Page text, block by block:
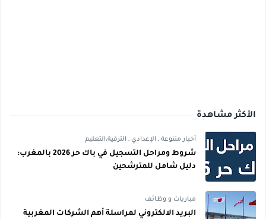
الأكثر مشاهدة
أخبار متنوعة , الإعدادي , الترقية،التعليم
شروط ومراحل التسجيل في باك حر 2026 بالمغرب:
دليل شامل للمترشحين
مباريات و وظائف
البريد الالكتروني لمراسلة أهم الشركات المغربية